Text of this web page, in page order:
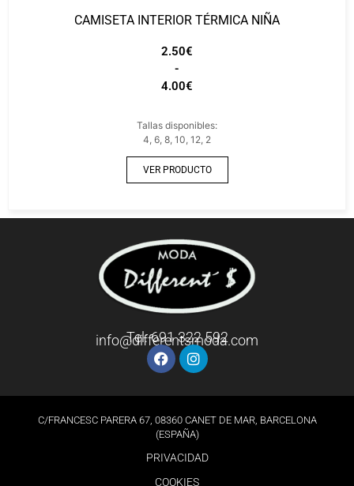
CAMISETA INTERIOR TÉRMICA NIÑA
2.50€
-
4.00€
Tallas disponibles:
4, 6, 8, 10, 12, 2
VER PRODUCTO
Tel: 691 322 592
info@differentsmoda.com
C/FRANCESC PARERA 67, 08360 CANET DE MAR, BARCELONA
(ESPAÑA)
PRIVACIDAD
COOKIES